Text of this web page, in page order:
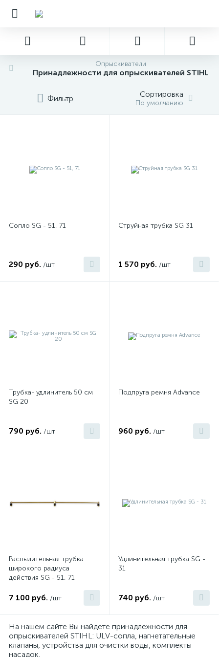
Опрыскиватели
Принадлежности для опрыскивателей STIHL
Фильтр Сортировка
По умолчанию
Сопло SG - 51, 71
290 руб. /шт
Струйная трубка SG 31
1 570 руб. /шт
Трубка- удлинитель 50 см
SG 20
790 руб. /шт
Подпруга ремня Advance
960 руб. /шт
Распылительная трубка
широкого радиуса
действия SG - 51, 71
7 100 руб. /шт
Удлинительная трубка SG -
31
740 руб. /шт
На нашем сайте Вы найдёте принадлежности для
опрыскивателей STIHL: ULV-сопла, нагнетательные
клапаны, устройства для очистки воды, комплекты
насадок.